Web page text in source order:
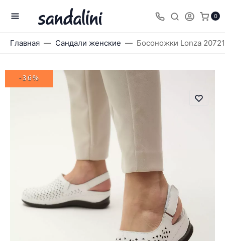
0
Главная Сандали женские Босоножки Lonza
-36%